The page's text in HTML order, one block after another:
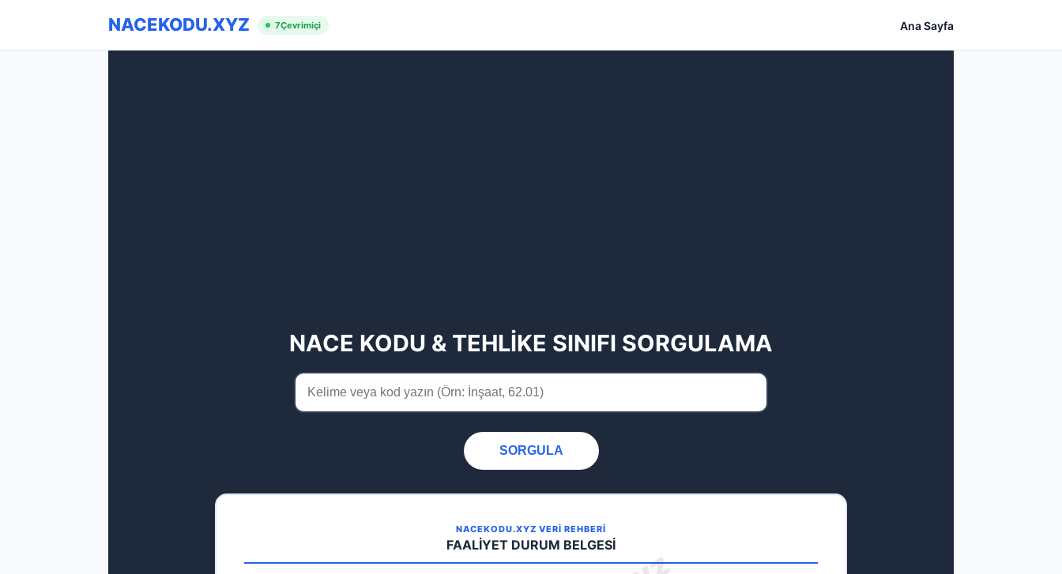
NACEKODU.XYZ 7Çevrimiçi Ana Sayfa
NACE KODU & TEHLİKE SINIFI SORGULAMA
SORGULA
NACEKODU.XYZ VERİ REHBERİ
FAALİYET DURUM BELGESİ